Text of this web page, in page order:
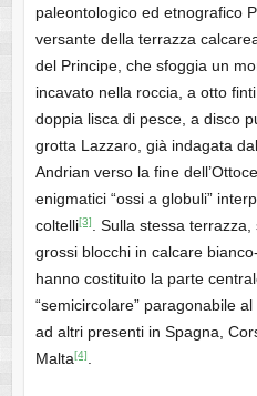
paleontologico ed etnografico
versante della terrazza
del Principe, che sfoggia un
incavato nella roccia, a otto
doppia lisca di pesce, a disco
grotta Lazzaro, già indagata
Andrian verso la fine
enigmatici “ossi a globuli”
coltelli[3]
. Sulla stessa
grossi blocchi in calcare
hanno costituito la parte
“semicircolare” paragonabile
ad altri presenti in Spagna,
Malta[4]